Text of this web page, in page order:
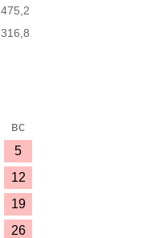
475,2
316,8
вс
5
12
19
26